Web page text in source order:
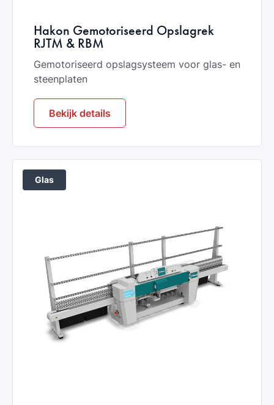
Hakon Gemotoriseerd Opslagrek
RJTM & RBM
Gemotoriseerd opslagsysteem voor glas- en
steenplaten
Bekijk details
Glas